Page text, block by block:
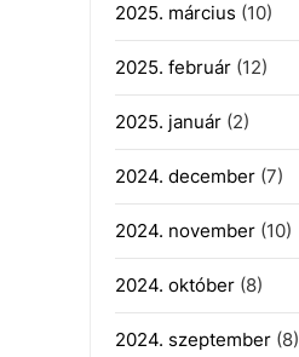
2025. március (10)
2025. február(12)
2025. január(2)
2024. december(7)
2024. november(10)
2024. október(8)
2024. szeptember(8)